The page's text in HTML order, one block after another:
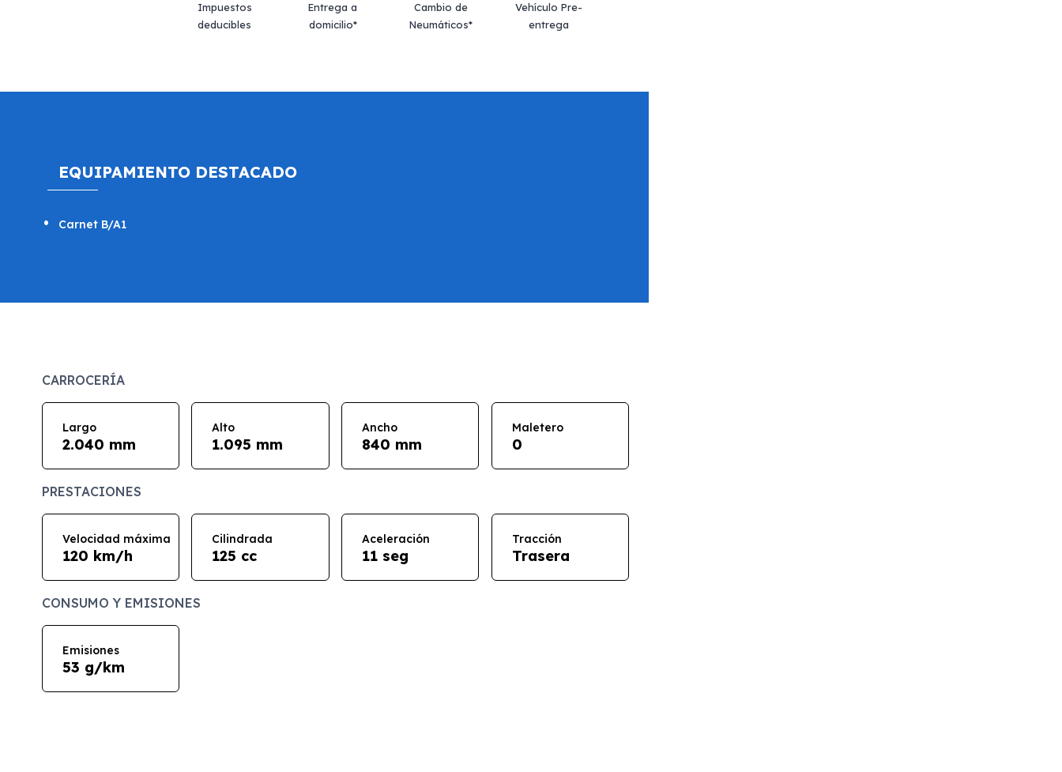
Impuestos
deducibles
Entrega a
domicilio*
Cambio de
Neumáticos*
Vehículo Pre-
entrega
EQUIPAMIENTO DESTACADO
Carnet B/A1
CARROCERÍA
Largo
2.040 mm
Alto
1.095 mm
Ancho
840 mm
Maletero
0
PRESTACIONES
Velocidad máxima
120 km/h
Cilindrada
125 cc
Aceleración
11 seg
Tracción
Trasera
CONSUMO Y EMISIONES
Emisiones
53 g/km